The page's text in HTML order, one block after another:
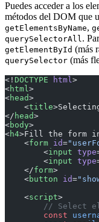
Puedes acceder a los
métodos del DOM que
getElementsByName,
querySelectorAll.
getElementById (más
querySelector (más
<! DOCTYPE html>
<html>
<head>
    <
title
</ head>
<body>
<h4>Fill the form
    <
form id=
        <
input type
        <
input type
    </
form>
    <
button id=
    <
script>
// Select
        const